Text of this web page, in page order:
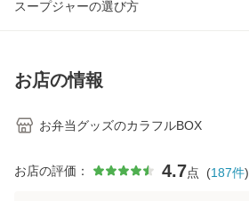
スープジャーの選び方
お店の情報
お弁当グッズのカラフルBOX
お店の評価： 4.7点 (187件)